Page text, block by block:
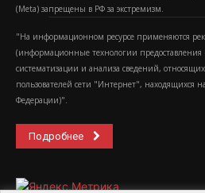
(Metа) запрещены в РФ за экстремизм.
"На информационном ресурсе применяются
(информационные технологии предоставления
систематизации и анализа сведений,
пользователей сети "Интернет", находящихся
Федерации)".
Подробнее